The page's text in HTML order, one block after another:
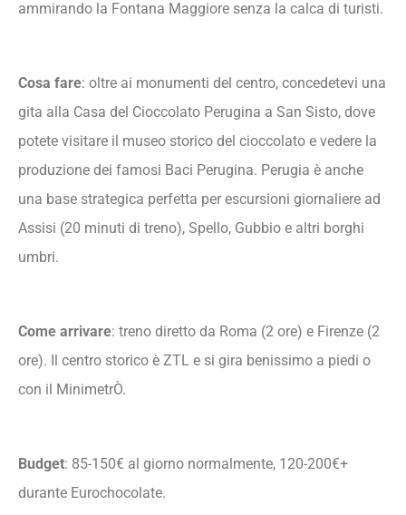
ammirando la Fontana Maggiore senza la calca di turisti.
Cosa fare: oltre ai monumenti del centro, concedetevi una
gita alla Casa del Cioccolato Perugina a San Sisto, dove
potete visitare il museo storico del cioccolato e vedere la
produzione dei famosi Baci Perugina. Perugia è anche
una base strategica perfetta per escursioni giornaliere ad
Assisi (20 minuti di treno), Spello, Gubbio e altri borghi
umbri.
Come arrivare: treno diretto da Roma (2 ore) e Firenze (2
ore). Il centro storico è ZTL e si gira benissimo a piedi o
con il MinimetrÒ.
Budget: 85-150€ al giorno normalmente, 120-200€+
durante Eurochocolate.